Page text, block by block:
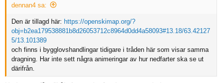
dennan4 sa:
Den är tillagd här: https://openskimap.org/?
obj=b2ea179538881b8d26053712c8964d0dd4a58093#13.18/63.42127
5/13.101389
och finns i bygglovshandlingar tidigare i tråden här som visar samma
dragning. Har inte sett några animeringar av hur nedfarter ska se ut
därifrån.